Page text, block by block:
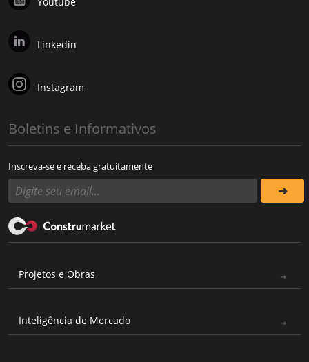
Linkedin
Instagram
Boletins e Informativos
Inscreva-se e receba gratuitamente
Projetos e Obras
Inteligência de Mercado